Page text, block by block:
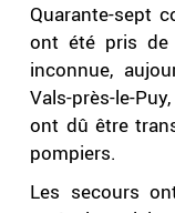
Quarante-sept
ont été pris de
inconnue,
Vals-près-le-
ont dû être
pompiers.
Les secours